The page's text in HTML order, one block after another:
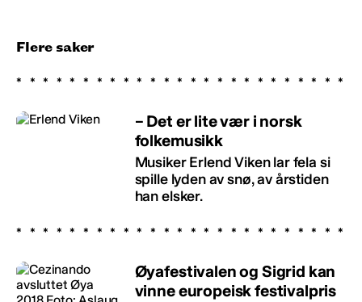
Flere saker
– Det er lite vær i norsk
folkemusikk
Musiker Erlend Viken lar fela si
spille lyden av snø, av årstiden
han elsker.
Øyafestivalen og Sigrid kan
vinne europeisk festivalpris